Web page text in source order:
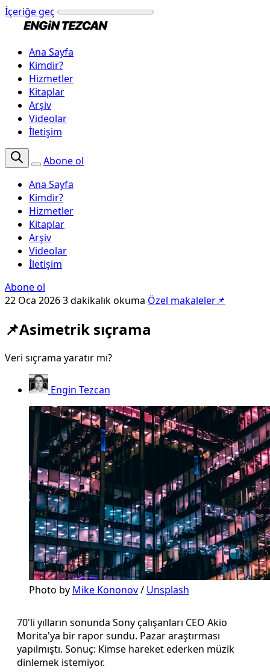
İçeriğe geç
Ana Sayfa
Kimdir?
Hizmetler
Kitaplar
Arşiv
Videolar
İletişim
Abone ol
Ana Sayfa
Kimdir?
Hizmetler
Kitaplar
Arşiv
Videolar
İletişim
Abone ol
22 Oca 20263 dakikalık okuma Özel makaleler📌
📌Asimetrik sıçrama
Veri sıçrama yaratır mı?
Engin Tezcan
Photo by Mike Kononov / Unsplash
70'li yılların sonunda Sony çalışanları CEO Akio
Morita'ya bir rapor sundu. Pazar araştırması
yapılmıştı. Sonuç: Kimse hareket ederken müzik
dinlemek istemiyor.